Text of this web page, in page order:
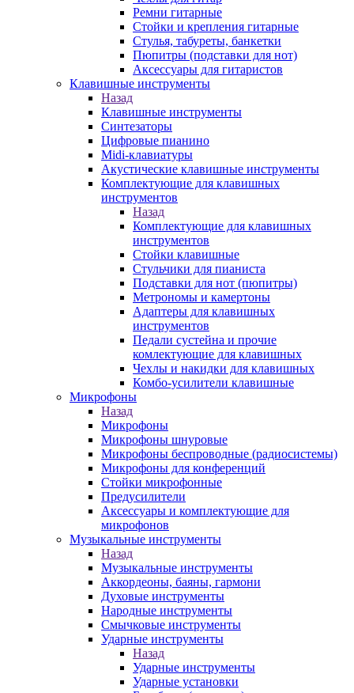
Ремни гитарные
Стойки и крепления гитарные
Стулья, табуреты, банкетки
Пюпитры (подставки для нот)
Аксессуары для гитаристов
Клавишные инструменты
Назад
Клавишные инструменты
Синтезаторы
Цифровые пианино
Midi-клавиатуры
Акустические клавишные инструменты
Комплектующие для клавишных
инструментов
Назад
Комплектующие для клавишных
инструментов
Стойки клавишные
Стульчики для пианиста
Подставки для нот (пюпитры)
Метрономы и камертоны
Адаптеры для клавишных
инструментов
Педали сустейна и прочие
комлектующие для клавишных
Чехлы и накидки для клавишных
Комбо-усилители клавишные
Микрофоны
Назад
Микрофоны
Микрофоны шнуровые
Микрофоны беспроводные (радиосистемы)
Микрофоны для конференций
Стойки микрофонные
Предусилители
Аксессуары и комплектующие для
микрофонов
Музыкальные инструменты
Назад
Музыкальные инструменты
Аккордеоны, баяны, гармони
Духовые инструменты
Народные инструменты
Смычковые инструменты
Ударные инструменты
Назад
Ударные инструменты
Ударные установки